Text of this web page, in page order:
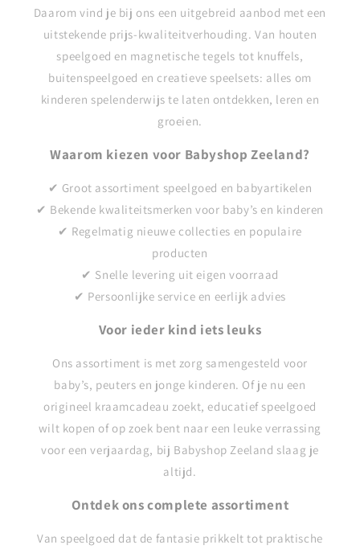
Daarom vind je bij ons een uitgebreid aanbod met een
uitstekende prijs-kwaliteitverhouding. Van houten
speelgoed en magnetische tegels tot knuffels,
buitenspeelgoed en creatieve speelsets: alles om
kinderen spelenderwijs te laten ontdekken, leren en
groeien.
Waarom kiezen voor Babyshop Zeeland?
✔ Groot assortiment speelgoed en babyartikelen
✔ Bekende kwaliteitsmerken voor baby’s en kinderen
✔ Regelmatig nieuwe collecties en populaire
producten
✔ Snelle levering uit eigen voorraad
✔ Persoonlijke service en eerlijk advies
Voor ieder kind iets leuks
Ons assortiment is met zorg samengesteld voor
baby’s, peuters en jonge kinderen. Of je nu een
origineel kraamcadeau zoekt, educatief speelgoed
wilt kopen of op zoek bent naar een leuke verrassing
voor een verjaardag, bij Babyshop Zeeland slaag je
altijd.
Ontdek ons complete assortiment
Van speelgoed dat de fantasie prikkelt tot praktische